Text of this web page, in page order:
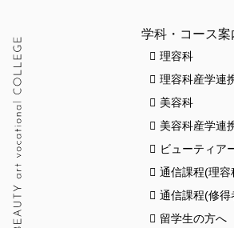
学科・コース案
理容科
理容科産学連
美容科
美容科産学連
ビューティア
通信課程(理容
通信課程(修得
留学生の方へ